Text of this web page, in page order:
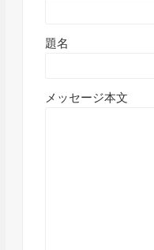
題名
メッセージ本文